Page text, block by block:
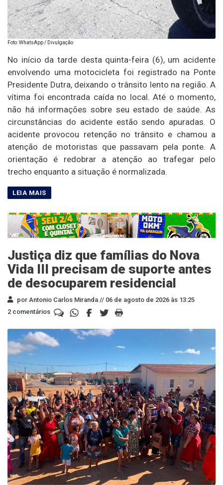
Foto: WhatsApp / Divulgação
No início da tarde desta quinta-feira (6), um acidente
envolvendo uma motocicleta foi registrado na Ponte
Presidente Dutra, deixando o trânsito lento na região. A
vítima foi encontrada caída no local. Até o momento,
não há informações sobre seu estado de saúde. As
circunstâncias do acidente estão sendo apuradas. O
acidente provocou retenção no trânsito e chamou a
atenção de motoristas que passavam pela ponte. A
orientação é redobrar a atenção ao trafegar pelo
trecho enquanto a situação é normalizada.
Justiça diz que famílias do Nova
Vida III precisam de suporte antes
de desocuparem residencial
por Antonio Carlos Miranda // 06 de agosto de 2026 às 13:25
2 comentários